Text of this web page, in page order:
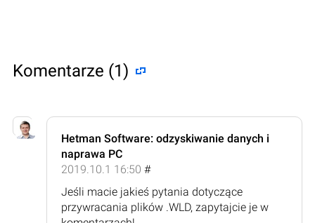
Komentarze (1)
Hetman Software: odzyskiwanie danych i
naprawa PC
2019.10.1 16:50 #
Jeśli macie jakieś pytania dotyczące
przywracania plików .WLD, zapytajcie je w